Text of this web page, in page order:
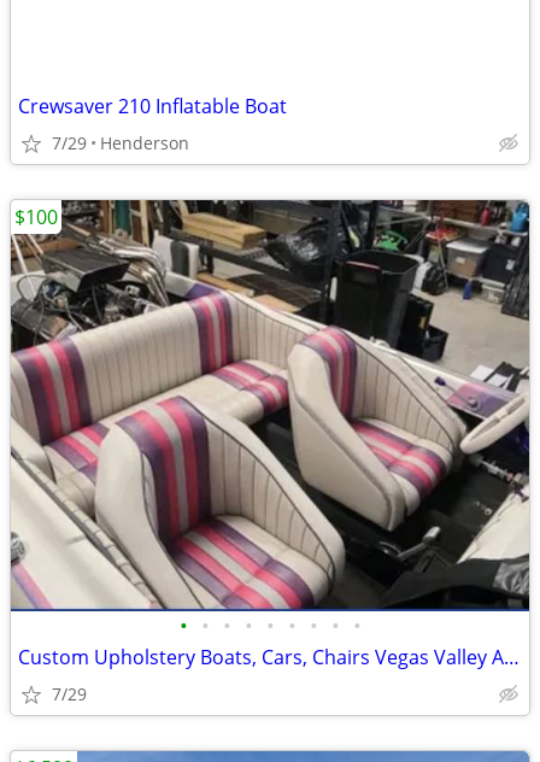
Crewsaver 210 Inflatable Boat
7/29 Henderson
• • • • • • • • •
Custom Upholstery Boats, Cars, Chairs Vegas Valley Affordable Rates
7/29
$100